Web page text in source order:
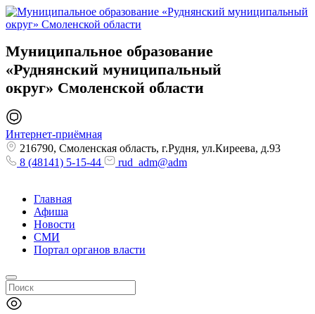
Муниципальное образование
«Руднянский муниципальный
округ» Смоленской области
Интернет-приёмная
216790, Смоленская область, г.Рудня, ул.Киреева, д.93
8 (48141) 5-15-44
rud_adm@adm
Главная
Афиша
Новости
СМИ
Портал органов власти